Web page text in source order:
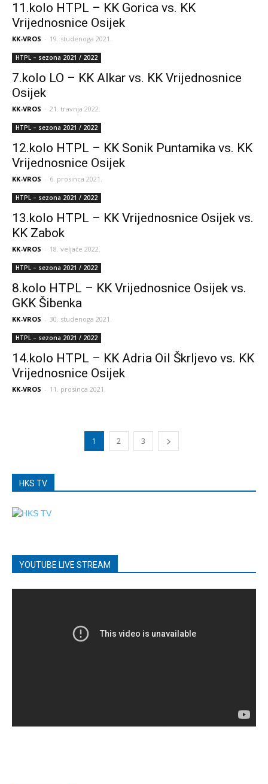
11.kolo HTPL – KK Gorica vs. KK
Vrijednosnice Osijek
KK-VROS - 19. studenoga 2021.
HTPL – sezona 2021 / 2022
7.kolo LO – KK Alkar vs. KK Vrijednosnice
Osijek
KK-VROS - 21. travnja 2022.
HTPL – sezona 2021 / 2022
12.kolo HTPL – KK Sonik Puntamika vs. KK
Vrijednosnice Osijek
KK-VROS - 6. prosinca 2021.
HTPL – sezona 2021 / 2022
13.kolo HTPL – KK Vrijednosnice Osijek vs.
KK Zabok
KK-VROS - 18. veljače 2022.
HTPL – sezona 2021 / 2022
8.kolo HTPL – KK Vrijednosnice Osijek vs.
GKK Šibenka
KK-VROS - 30. studenoga 2021.
HTPL – sezona 2021 / 2022
14.kolo HTPL – KK Adria Oil Škrljevo vs. KK
Vrijednosnice Osijek
KK-VROS - 11. prosinca 2021.
1 2 3
HKS TV
YOUTUBE LIVE STREAM